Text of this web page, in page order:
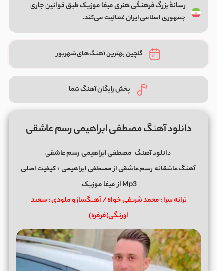
رسانهٔ بزرگ فرهنگی هنری میفا موزیک طبق قوانین جاری
جمهوری اسلامی ایران فعالیت می‌کند.
گلچین بهترین آهنگ‌های شهریور
پخش رایگان آهنگ شما
دانلود آهنگ مصطفی ابراهیمی رسم عاشقی
دانلود آهنگ مصطفی ابراهیمی رسم عاشقی
آهنگ عاشقانه رسم عاشقیازمصطفی ابراهیمی+ کیفیت اصلی
Mp3 از
میفا موزیک
ترانه سرا : محمد شریفی خواه / آهنگساز و ملودی : سعید
اورنگی(فرفره)